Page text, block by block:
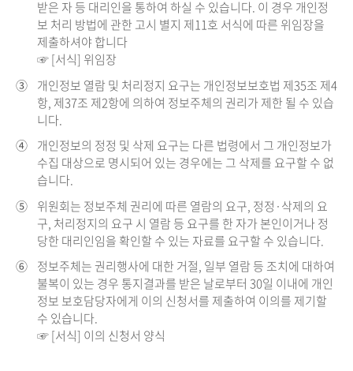
받은 자 등 대리인을 통하여 하실 수 있습니다. 이 경우 개인정
보 처리 방법에 관한 고시 별지 제11호 서식에 따른 위임장을
제출하셔야 합니다
☞ [서식] 위임장
③ 개인정보 열람 및 처리정지 요구는 개인정보보호법 제35조 제4
항, 제37조 제2항에 의하여 정보주체의 권리가 제한 될 수 있습
니다.
④ 개인정보의 정정 및 삭제 요구는 다른 법령에서 그 개인정보가
수집 대상으로 명시되어 있는 경우에는 그 삭제를 요구할 수 없
습니다.
⑤ 위원회는 정보주체 권리에 따른 열람의 요구, 정정·삭제의 요
구, 처리정지의 요구 시 열람 등 요구를 한 자가 본인이거나 정
당한 대리인임을 확인할 수 있는 자료를 요구할 수 있습니다.
⑥ 정보주체는 권리행사에 대한 거절, 일부 열람 등 조치에 대하여
불복이 있는 경우 통지결과를 받은 날로부터 30일 이내에 개인
정보 보호담당자에게 이의 신청서를 제출하여 이의를 제기할
수 있습니다.
☞ [서식] 이의 신청서 양식